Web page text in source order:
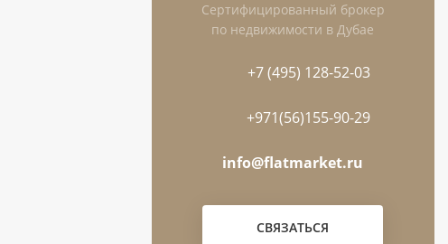
Сертифицированный брокер
по недвижимости в Дубае
+7 (495) 128-52-03
+971(56)155-90-29
info@flatmarket.ru
СВЯЗАТЬСЯ